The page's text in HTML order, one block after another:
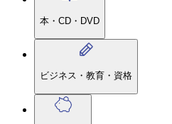
本・CD・DVD
ビジネス・教育・資格